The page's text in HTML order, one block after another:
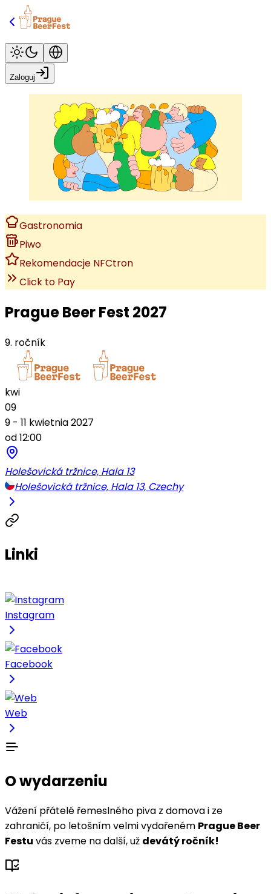
Zaloguj
Gastronomia
Piwo
Rekomendacje NFCtron
Click to Pay
Prague Beer Fest 2027
9. ročník
kwi
09
9 - 11 kwietnia 2027
od 12:00
Holešovická tržnice, Hala 13
Holešovická tržnice, Hala 13, Czechy
Linki
Instagram
Facebook
Web
O wydarzeniu
Vážení přátelé řemeslného piva z domova i ze
zahraničí, po letošním velmi vydařeném Prague Beer
Festu vás zveme na další, už devátý ročník!